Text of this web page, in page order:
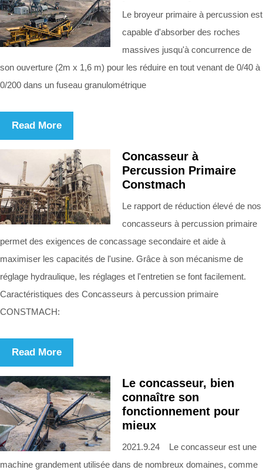
Le broyeur primaire à percussion est
capable d'absorber des roches
massives jusqu'à concurrence de
son ouverture (2m x 1,6 m) pour les réduire en tout venant de 0/40 à
0/200 dans un fuseau granulométrique
Read More
Concasseur à
Percussion Primaire
Constmach
Le rapport de réduction élevé de nos
concasseurs à percussion primaire
permet des exigences de concassage secondaire et aide à
maximiser les capacités de l'usine. Grâce à son mécanisme de
réglage hydraulique, les réglages et l'entretien se font facilement.
Caractéristiques des Concasseurs à percussion primaire
CONSTMACH:
Read More
Le concasseur, bien
connaître son
fonctionnement pour
mieux
2021.9.24 Le concasseur est une
machine grandement utilisée dans de nombreux domaines, comme